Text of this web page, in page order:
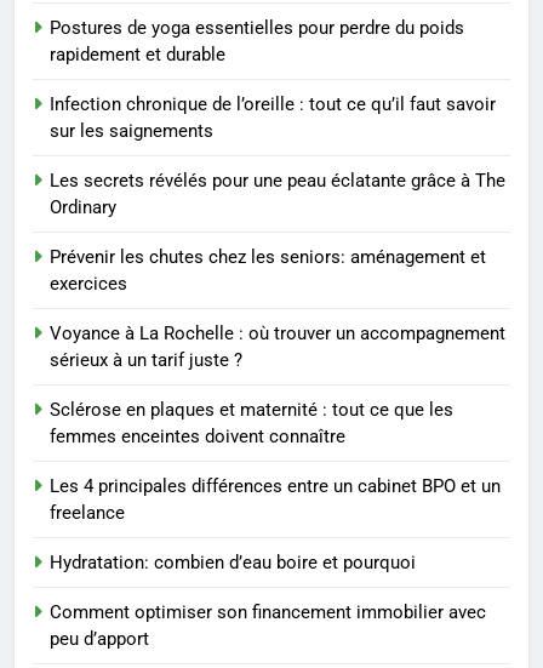
8
Voyance à La Rochelle : où
trouver un accompagnement
sérieux à un tarif juste ?
BIEN ÊTRE
1
reviennent chaque année
2
entreprise solide
ENTREPRISE
3
substituts de repas : guide et
conseils pratiques
BIEN ÊTRE
Postures de yoga essentielles pour perdre du poids
rapidement et durable
Infection chronique de l’oreille : tout ce qu’il faut savoir
sur les saignements
Les secrets révélés pour une peau éclatante grâce à The
Ordinary
Prévenir les chutes chez les seniors: aménagement et
exercices
Voyance à La Rochelle : où trouver un accompagnement
sérieux à un tarif juste ?
Sclérose en plaques et maternité : tout ce que les
femmes enceintes doivent connaître
Les 4 principales différences entre un cabinet BPO et un
freelance
Hydratation: combien d’eau boire et pourquoi
Comment optimiser son financement immobilier avec
peu d’apport